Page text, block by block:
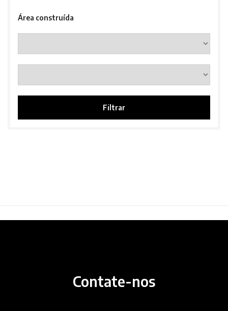
Área construída
Filtrar
Contate-nos